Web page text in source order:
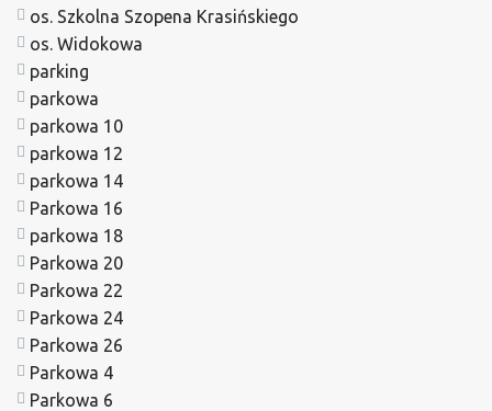
os. Szkolna Szopena Krasińskiego
os. Widokowa
parking
parkowa
parkowa 10
parkowa 12
parkowa 14
Parkowa 16
parkowa 18
Parkowa 20
Parkowa 22
Parkowa 24
Parkowa 26
Parkowa 4
Parkowa 6